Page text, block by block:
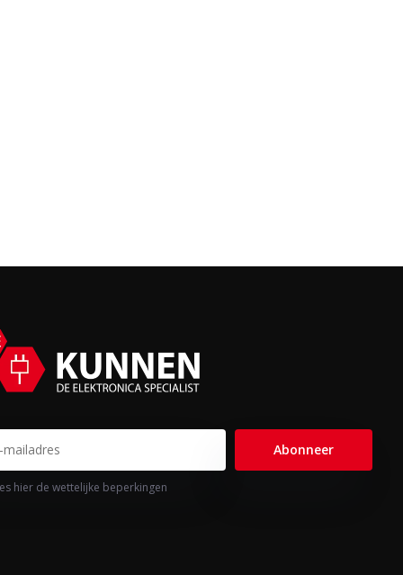
Abonneer
hier de wettelijke beperkingen